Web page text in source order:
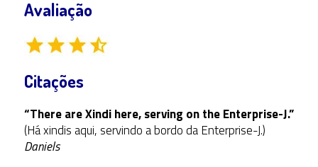
Avaliação
Citações
“There are Xindi here, serving on the Enterprise-J.”
(Há xindis aqui, servindo a bordo da Enterprise-J.)
Daniels